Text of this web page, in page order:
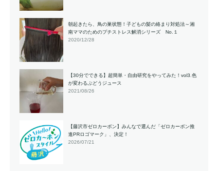
朝起きたら、鳥の巣状態！子どもの髪の絡まり対処法～湘
南ママのためのプチストレス解消シリーズ No.１
2020/12/28
【30分でできる】超簡単・自由研究をやってみた！vol3.色
が変わるぶどうジュース
2021/08/26
【藤沢市ゼロカーボン】みんなで選んだ「ゼロカーボン推
進PRロゴマーク」、決定！
2026/07/21